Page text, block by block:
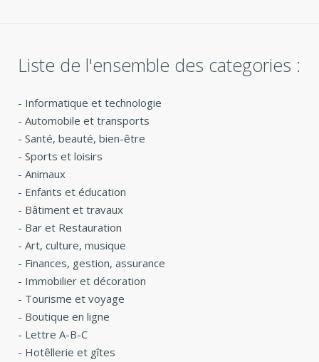
Liste de l'ensemble des categories :
- Informatique et technologie
- Automobile et transports
- Santé, beauté, bien-être
- Sports et loisirs
- Animaux
- Enfants et éducation
- Bâtiment et travaux
- Bar et Restauration
- Art, culture, musique
- Finances, gestion, assurance
- Immobilier et décoration
- Tourisme et voyage
- Boutique en ligne
- Lettre A-B-C
- Hotêllerie et gîtes